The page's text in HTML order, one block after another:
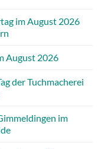
im August 2026
August 2026
der Tuchmacherei
im